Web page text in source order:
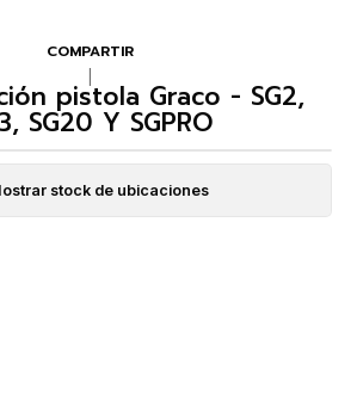
COMPARTIR
pistola Graco - SG2,
SG20 Y SGPRO
stock de ubicaciones